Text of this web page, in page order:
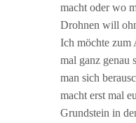
macht oder wo
Drohnen will
Ich möchte zum
mal ganz genau
man sich
macht erst mal
Grundstein in